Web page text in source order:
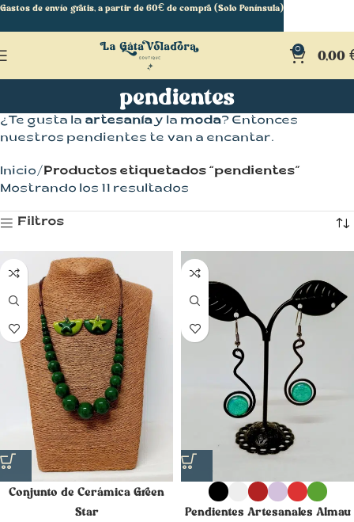
0 0,00
pendientes
¿Te gusta la artesaníay la moda? Entonces
nuestros pendientes te van a encantar.
Inicio
Productos etiquetados “pendientes”
Mostrando los 11 resultados
Filtros
Conjunto de Cerámica Green
Star
Pendientes Artesanales Almau
Gastos de envío gratis, a partir de 60€ de compra (Solo Península)